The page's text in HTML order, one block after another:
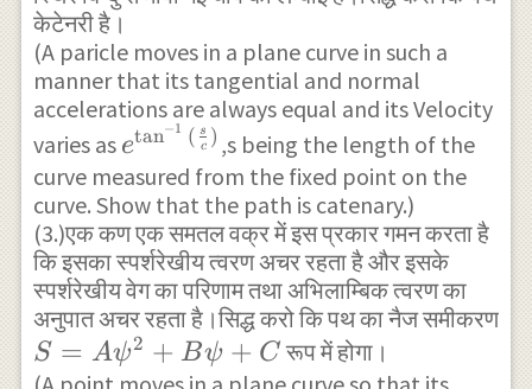
^{ -1 }{
(\frac { a
}{ b } ) }
^{ -1
}{
(\frac
{ s }{
c } )
} }
केटेनरी है।
(A paricle moves in a plane curve in such a
manner that its tangential and normal
accelerations are always equal and its Velocity
varies as { e
}^{
\tan
^{ -1
}{
(\frac
{ s }{
c } )
etan−1 ( c
s ) ,s being the length of the
curve measured from the fixed point on the
curve. Show that the path is catenary.)
(3.)एक कण एक समतल वक्र में इस प्रकार गमन करता है
कि इसका स्पर्शरेखीय त्वरण अचर रहता है और इसके
स्पर्शरेखीय वेग का परिणाम तथा अभिलाम्बिक त्वरण का
अनुपात अचर रहता है।सिद्ध करो कि पथ का नैज समीकरण
S=A{
S = Aψ2 + Bψ + C रूप में होगा।